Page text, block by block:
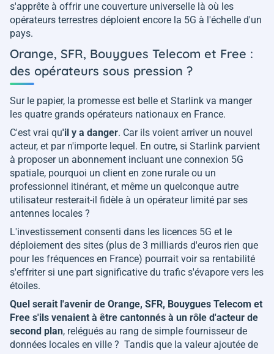
s'apprête à offrir une couverture universelle là où les
opérateurs terrestres déploient encore la 5G à l'échelle d'un
pays.
Orange, SFR, Bouygues Telecom et Free :
des opérateurs sous pression ?
Sur le papier, la promesse est belle et Starlink va manger
les quatre grands opérateurs nationaux en France.
C'est vrai qu'il y a danger. Car ils voient arriver un nouvel
acteur, et par n'importe lequel. En outre, si Starlink parvient
à proposer un abonnement incluant une connexion 5G
spatiale, pourquoi un client en zone rurale ou un
professionnel itinérant, et même un quelconque autre
utilisateur resterait-il fidèle à un opérateur limité par ses
antennes locales ?
L'investissement consenti dans les licences 5G et le
déploiement des sites (plus de 3 milliards d'euros rien que
pour les fréquences en France) pourrait voir sa rentabilité
s'effriter si une part significative du trafic s'évapore vers les
étoiles.
Quel serait l'avenir de Orange, SFR, Bouygues Telecom et
Free s'ils venaient à être cantonnés à un rôle d'acteur de
second plan, relégués au rang de simple fournisseur de
données locales en ville ? Tandis que la valeur ajoutée de